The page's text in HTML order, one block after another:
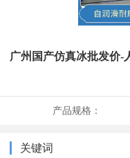
广州国产仿真冰批发价-
产品规格：
关键词